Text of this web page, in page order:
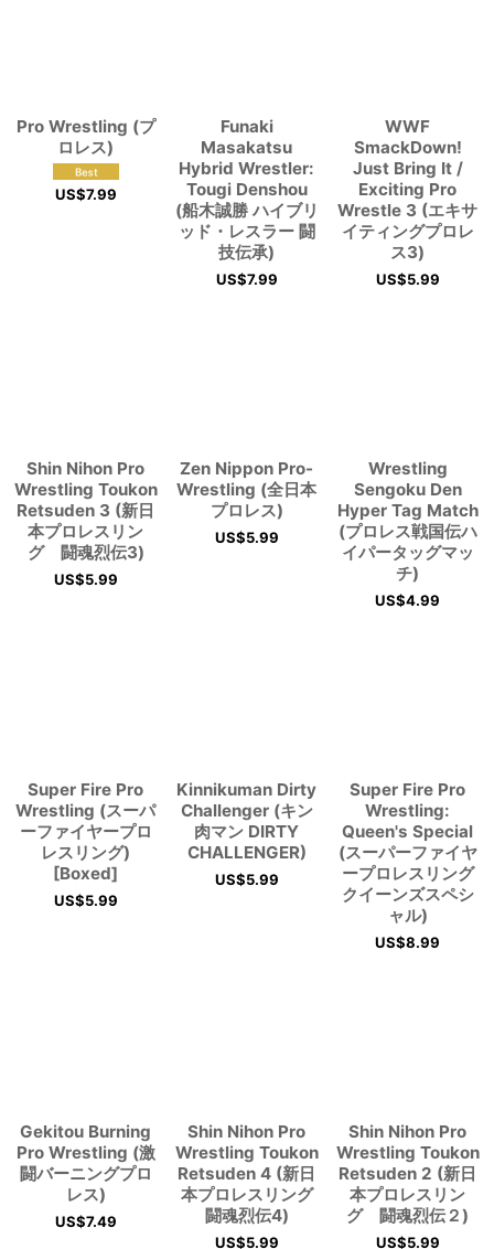
Pro Wrestling (プ
ロレス)
US$7.99
Funaki
Masakatsu
Hybrid Wrestler:
Tougi Denshou
(船木誠勝 ハイブリ
ッド・レスラー 闘
技伝承)
US$7.99
WWF
SmackDown!
Just Bring It /
Exciting Pro
Wrestle 3 (エキサ
イティングプロレ
ス3)
US$5.99
Shin Nihon Pro
Wrestling Toukon
Retsuden 3 (新日
本プロレスリン
グ 闘魂烈伝3)
US$5.99
Zen Nippon Pro-
Wrestling (全日本
プロレス)
US$5.99
Wrestling
Sengoku Den
Hyper Tag Match
(プロレス戦国伝ハ
イパータッグマッ
チ)
US$4.99
Super Fire Pro
Wrestling (スーパ
ーファイヤープロ
レスリング)
[Boxed]
US$5.99
Kinnikuman Dirty
Challenger (キン
肉マン DIRTY
CHALLENGER)
US$5.99
Super Fire Pro
Wrestling:
Queen's Special
(スーパーファイヤ
ープロレスリング
クイーンズスペシ
ャル)
US$8.99
Gekitou Burning
Pro Wrestling (激
闘バーニングプロ
レス)
US$7.49
Shin Nihon Pro
Wrestling Toukon
Retsuden 4 (新日
本プロレスリング
闘魂烈伝4)
US$5.99
Shin Nihon Pro
Wrestling Toukon
Retsuden 2 (新日
本プロレスリン
グ 闘魂烈伝２)
US$5.99